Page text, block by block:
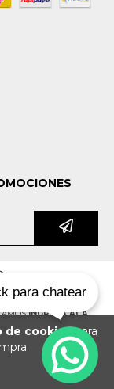
de cookiespara
RESERVADOS.
INGRESÁ ACÁ.
para chatear